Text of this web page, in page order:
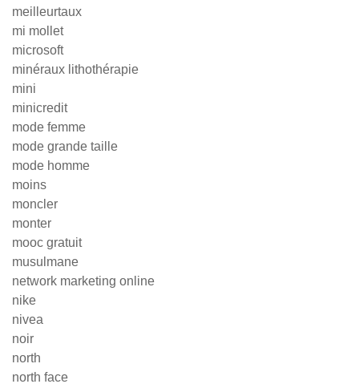
meilleurtaux
mi mollet
microsoft
minéraux lithothérapie
mini
minicredit
mode femme
mode grande taille
mode homme
moins
moncler
monter
mooc gratuit
musulmane
network marketing online
nike
nivea
noir
north
north face